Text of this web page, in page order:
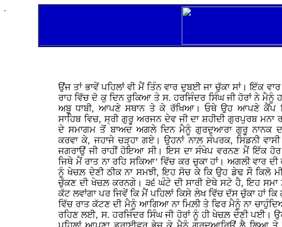
.
ਉਂਜ ਤਾਂ ਭਾਵੇਂ ਪਹਿਲਾਂ ਵੀ ਮੈਂ ਤਿੰਨ ਵਾਰ ਦੁਬਈ ਜਾ ਚੁੱਕਾ ਸਾਂ। ਇੱਕ
ਰਾਹ ਵਿੱਚ ਦੋ ਕੁ ਦਿਨ ਰੁਕਿਆ ਤੇ ਸ. ਹਰਜਿੰਦਰ ਸਿੰਘ ਜੀ ਹੋਰਾਂ ਨੇ
ਅਬੂ ਧਾਬੀ, ਆਪਣੇ ਸਥਾਨ ਤੇ ਕੇ ਰੱਖਿਆ। ਓਥੇ ਉਹ ਆਪਣੇ ਕੈਂਪ
ਸਾਹਿਬ ਵਿਚ, ਸ੍ਰੀ ਗੁਰੂ ਅਰਜਨ ਦੇਵ ਜੀ ਦਾ ਸ਼ਹੀਦੀ ਗੁਰਪੁਰਬ
ਦੇ ਸਮਾਗਮ ਤੋਂ ਬਾਅਦ ਅਗਲੇ ਦਿਨ ਮੈਨੂੰ ਗੁਰਦੁਆਰਾ ਗੁਰੂ ਨਾਨਕ
ਕਰਵਾ ਕੇ, ਜਹਾਜੇ ਚੜ੍ਹਾ ਗਏ। ਉਹਨਾਂ ਨਾਲ਼ ਸੰਪਰਕ, ਸਿਡਨੀ
ਜਗਰਾਉਂ ਜੀ ਰਾਹੀਂ ਹੋਇਆ ਸੀ। ਇਸ ਦਾ ਸੰਖੇਪ ਵਰਨਣ ਮੈਂ ਇੱਕ
ਜਿਥੇ ਮੈਂ ਰਾਤ ਨਾ ਰਹਿ ਸਕਿਆ’ ਵਿੱਚ ਕਰ ਚੁਕਾ ਹਾਂ। ਅਗਲੀ ਵਾਰ
ਨੂੰ ਖੇਚਲ਼ ਦੇਣੀ ਠੀਕ ਨਾ ਸਮਝੀ, ਇਹ ਸੋਚ ਕੇ ਕਿ ਉਹ ਡੇਢ ਸੌ ਕਿਲੋ
ਚੁੱਕਣ ਦੀ ਖੇਚਲ਼ ਕਰਨਗੇ। ੩੬ ਘੰਟੇ ਦੀ ਸਾਰੀ ਏਥੇ ਸਟੇ ਹੈ, ਇਹ
ਕੱਟ ਲਵਾਂਗਾ ਪਰ ਜਿਵੇਂ ਕਿ ਮੈਂ ਪਹਿਲਾਂ ਕਿਸੇ ਲੇਖ ਵਿੱਚ ਦੱਸ ਚੁੱਕਾ ਹਾਂ
ਵਿੱਚ ਰਾਤ ਕੱਟਣ ਦੀ ਮੈਨੂੰ ਆਗਿਆ ਨਾ ਮਿਲ਼ੀ ਤੇ ਫਿਰ ਮੈਨੂੰ ਨਾ
ਰਹਿਣ ਲਈ, ਸ. ਹਰਜਿੰਦਰ ਸਿੰਘ ਜੀ ਹੋਰਾਂ ਨੂੰ ਹੀ ਖੇਚਲ਼ ਦੇਣੀ ਪਈ।